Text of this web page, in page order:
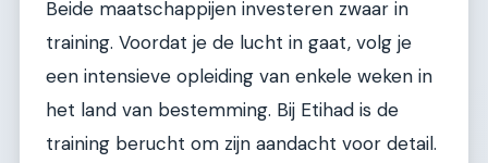
Beide maatschappijen investeren zwaar in
training. Voordat je de lucht in gaat, volg je
een intensieve opleiding van enkele weken in
het land van bestemming. Bij Etihad is de
training berucht om zijn aandacht voor detail.